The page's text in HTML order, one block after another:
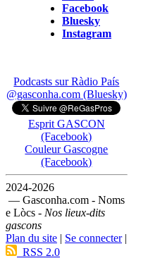
Facebook
Bluesky
Instagram
Podcasts sur Ràdio País
@gasconha.com (Bluesky)
Esprit GASCON
(Facebook)
Couleur Gascogne
(Facebook)
2024-2026
— Gasconha.com - Noms
e Lòcs - Nos lieux-dits
gascons
Plan du site | Se connecter|
RSS 2.0